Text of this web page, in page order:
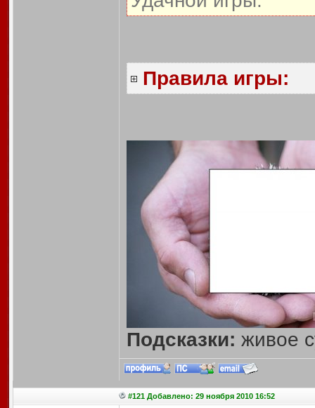
Правила игры:
Подсказки: живое
#121 Добавлено: 29 ноября 2010 16:52